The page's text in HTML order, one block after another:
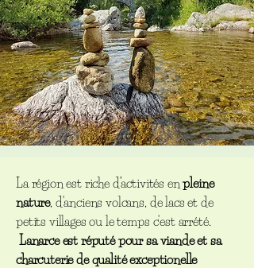
La région est riche d’activités enpleine
nature, d'anciens volcans, de lacs et de
petits villages ou le temps c'est arrété.
Lanarce est réputé pour sa viande et sa
charcuterie de qualité exceptionelle